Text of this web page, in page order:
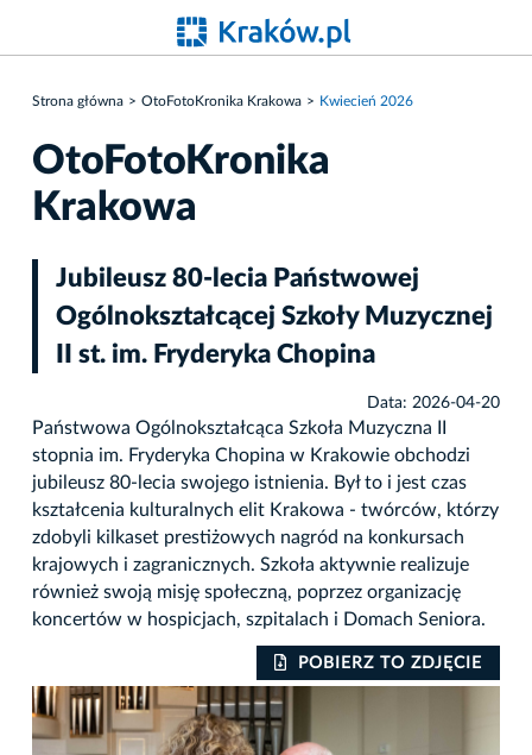
Strona główna OtoFotoKronika Krakowa Kwiecień 2026
OtoFotoKronika
Krakowa
Jubileusz 80-lecia Państwowej
Ogólnokształcącej Szkoły Muzycznej
II st. im. Fryderyka Chopina
Data: 2026-04-20
Państwowa Ogólnokształcąca Szkoła Muzyczna II
stopnia im. Fryderyka Chopina w Krakowie obchodzi
jubileusz 80-lecia swojego istnienia. Był to i jest czas
kształcenia kulturalnych elit Krakowa - twórców, którzy
zdobyli kilkaset prestiżowych nagród na konkursach
krajowych i zagranicznych. Szkoła aktywnie realizuje
również swoją misję społeczną, poprzez organizację
koncertów w hospicjach, szpitalach i Domach Seniora.
POBIERZ TO ZDJĘCIE